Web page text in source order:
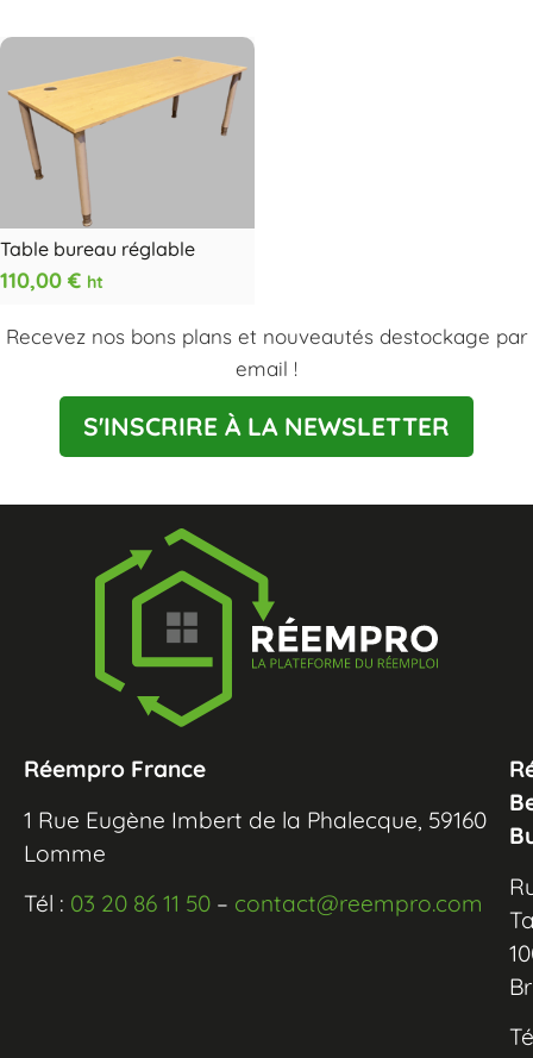
Table bureau réglable
110,00 € ht
Recevez nos bons plans et nouveautés destockage par
email !
S'INSCRIRE À LA NEWSLETTER
Réempro France
1 Rue Eugène Imbert de la Phalecque, 59160
Lomme
Tél : 03 20 86 11 50 – contact@reempro.com